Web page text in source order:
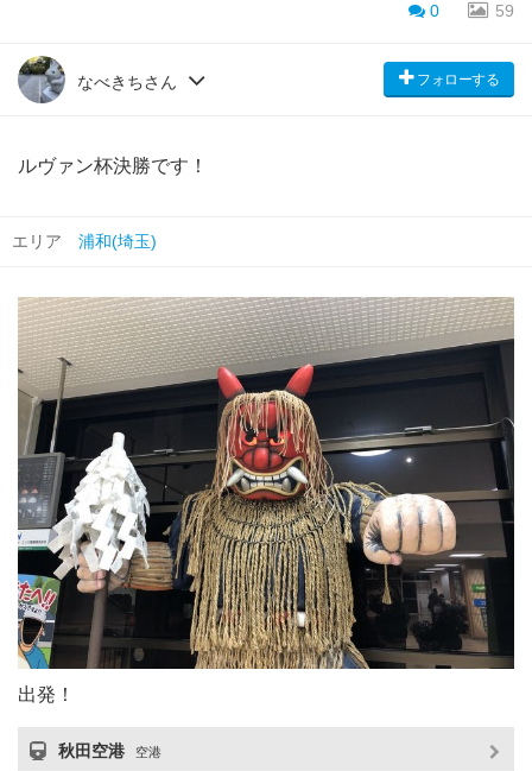
0 59
なべきちさん フォローする
ルヴァン杯決勝です！
エリア 浦和(埼玉)
出発！
秋田空港 空港